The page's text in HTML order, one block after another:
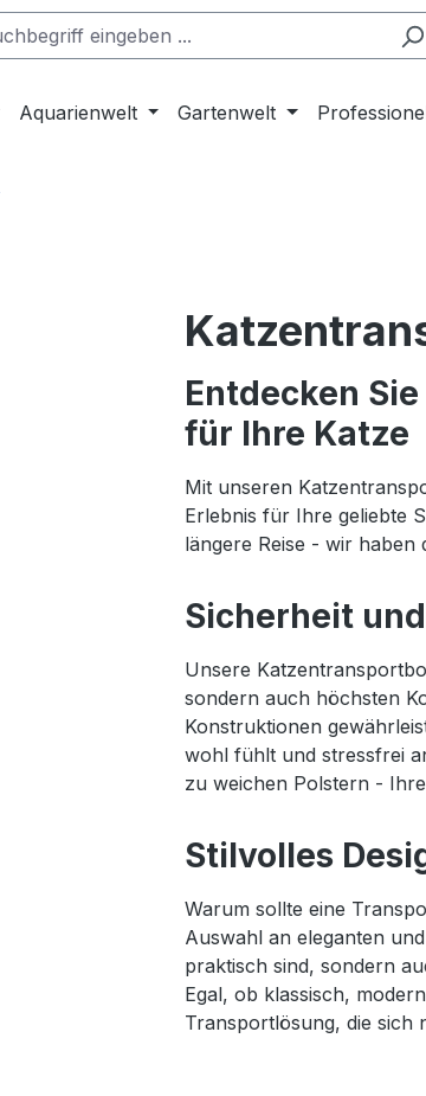
Aquarienwelt Gartenwelt
Entdecken
für Ihre Katze
Mit unseren
Erlebnis für Ihre geliebte
längere Reise - wir haben
Sicherheit
Unsere
sondern auch höchsten
Konstruktionen
wohl fühlt und stressfrei
zu weichen Polstern -
Stilvolles
Warum sollte eine
Auswahl an eleganten
praktisch sind, sondern
Egal, ob klassisch,
Transportlösung, die sich